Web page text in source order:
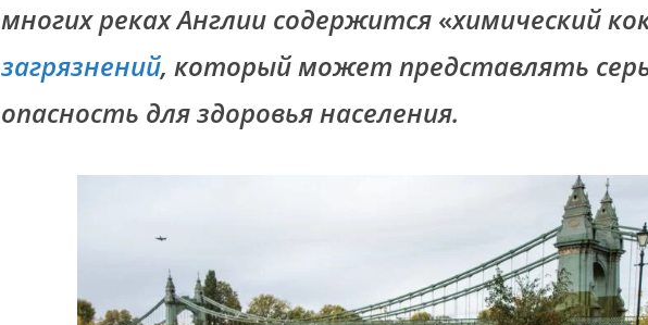
многих реках Англии содержится «химический
загрязнений, который может представлять
опасность для здоровья населения.